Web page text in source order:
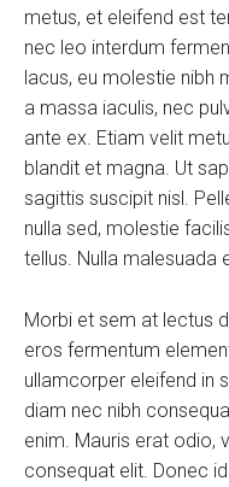
metus, et eleifend est
nec leo interdum
lacus, eu molestie nibh
a massa iaculis, nec
ante ex. Etiam velit
blandit et magna. Ut
sagittis suscipit nisl.
nulla sed, molestie
tellus. Nulla malesuada
Morbi et sem at lectus
eros fermentum
ullamcorper eleifend in
diam nec nibh
enim. Mauris erat odio,
consequat elit. Donec